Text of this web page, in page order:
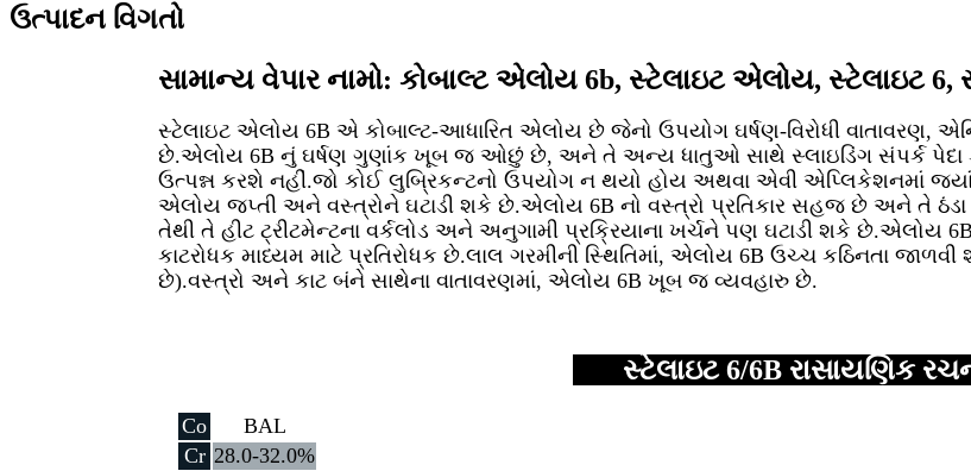
ઉત્પાદન વિગતો
સામાન્ય વેપાર નામો: કોબાલ્ટ એલોય 6b, સ્ટેલાઇટ એલોય, સ્ટેલાઇટ 6,
સ્ટેલાઇટ એલોય 6B એ કોબાલ્ટ-આધારિત એલોય છે જેનો ઉપયોગ ઘર્ષણ-વિરોધી વાતાવરણ,
છે.એલોય 6B નું ઘર્ષણ ગુણાંક ખૂબ જ ઓછું છે, અને તે અન્ય ધાતુઓ સાથે સ્લાઇડિંગ સંપર્ક પેદા
ઉત્પન્ન કરશે નહીં.જો કોઈ લુબ્રિકન્ટનો ઉપયોગ ન થયો હોય અથવા એવી એપ્લિકેશનમાં
એલોય જપ્તી અને વસ્ત્રોને ઘટાડી શકે છે.એલોય 6B નો વસ્ત્રો પ્રતિકાર સહજ છે અને તે ઠંડા
તેથી તે હીટ ટ્રીટમેન્ટના વર્કલોડ અને અનુગામી પ્રક્રિયાના ખર્ચને પણ ઘટાડી શકે છે.એલોય
કાટરોધક માધ્યમ માટે પ્રતિરોધક છે.લાલ ગરમીની સ્થિતિમાં, એલોય 6B ઉચ્ચ કઠિનતા
છે).વસ્ત્રો અને કાટ બંને સાથેના વાતાવરણમાં, એલોય 6B ખૂબ જ વ્યવહારુ છે.
સ્ટેલાઇટ 6/6B રાસાયણિક
Co
BAL
Cr 28.0-32.0%